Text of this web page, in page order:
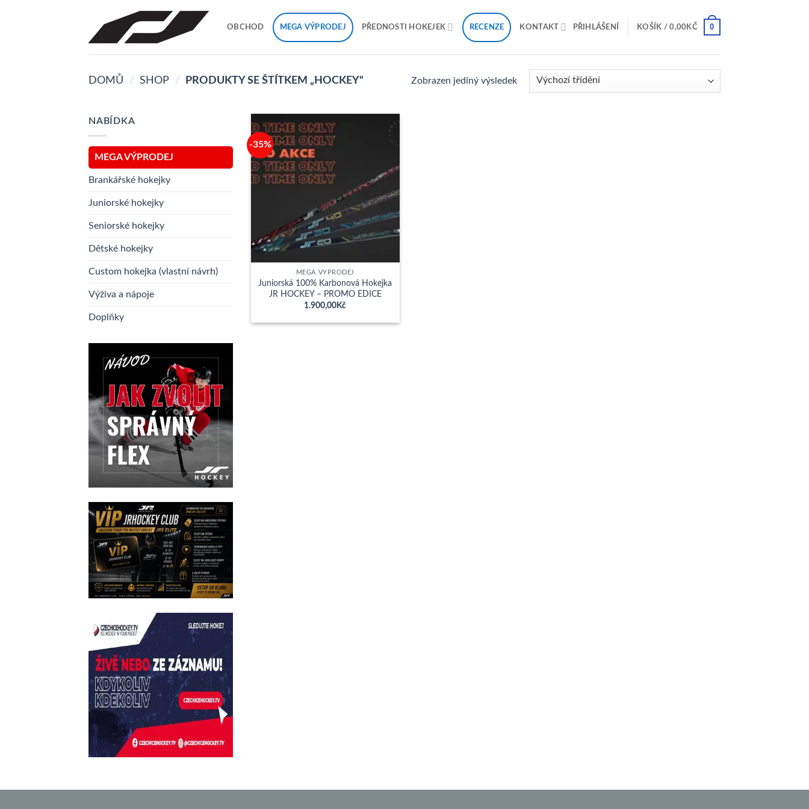
OBCHOD MEGA VÝPRODEJ PŘEDNOSTI HOKEJEK RECENZE KONTAKT PŘIHLÁŠENÍ KOŠÍK /0,00KČ 0
DOMŮ / SHOP / PRODUKTY SE ŠTÍTKEM „HOCKEY“ Zobrazen jediný výsledek
NABÍDKA
MEGA VÝPRODEJ
Brankářské hokejky
Juniorské hokejky
Seniorské hokejky
Dětské hokejky
Custom hokejka (vlastní návrh)
Výživa a nápoje
Doplňky
-35%
MEGA VÝPRODEJ
Juniorská 100% Karbonová Hokejka
JR HOCKEY – PROMO EDICE
1.900,00 Kč